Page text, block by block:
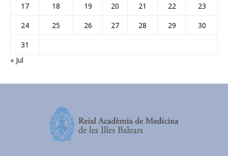
17
18 19 20 21 22
23
24
25 26 27 28 29
30
31
« Jul